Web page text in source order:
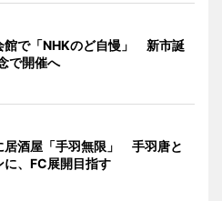
館で「NHKのど自慢」 新市誕
で開催へ
居酒屋「手羽無限」 手羽唐と
に、FC展開目指す